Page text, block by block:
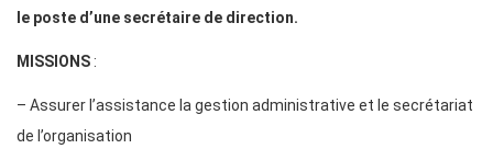
le poste d’une secrétaire de direction.
MISSIONS :
– Assurer l’assistance la gestion administrative et le secrétariat
de l’organisation